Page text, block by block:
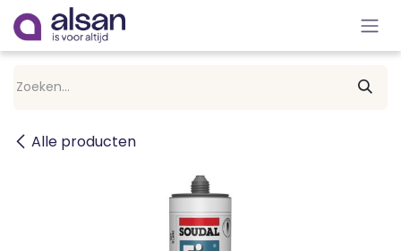
Overslaan naar inhoud
Alle producten